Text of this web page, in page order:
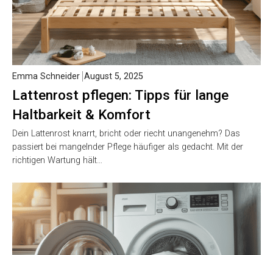
Lattenrost pflegen: Tipps für lange
Haltbarkeit & Komfort
Emma Schneider August 5, 2025
Dein Lattenrost knarrt, bricht oder riecht unangenehm? Das
passiert bei mangelnder Pflege häufiger als gedacht. Mit der
richtigen Wartung hält…